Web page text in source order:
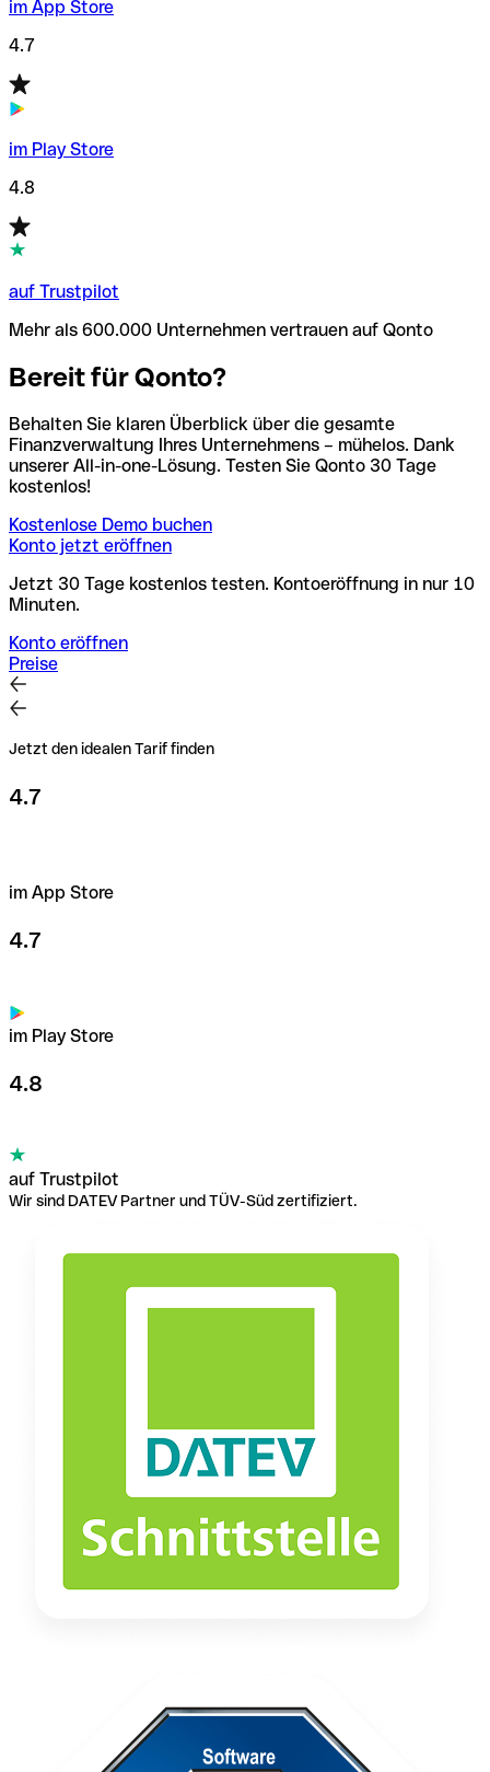
im App Store
4.7
im Play Store
4.8
auf Trustpilot
Mehr als 600.000 Unternehmen vertrauen auf Qonto
Bereit für Qonto?
Behalten Sie klaren Überblick über die gesamte
Finanzverwaltung Ihres Unternehmens – mühelos. Dank
unserer All-in-one-Lösung. Testen Sie Qonto 30 Tage
kostenlos!
Kostenlose Demo buchen
Konto jetzt eröffnen
Jetzt 30 Tage kostenlos testen. Kontoeröffnung in nur 10
Minuten.
Konto eröffnen
Preise
Jetzt den idealen Tarif finden
4.7
im App Store
4.7
im Play Store
4.8
auf Trustpilot
Wir sind DATEV Partner und TÜV-Süd zertifiziert.